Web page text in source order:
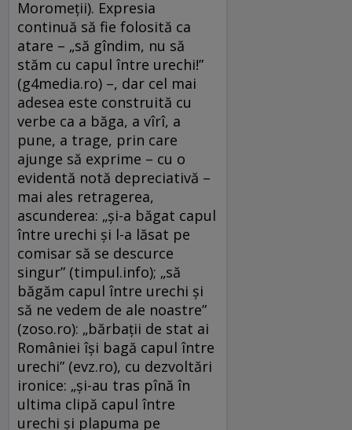
Moromeții). Expresia
continuă să fie folosită ca
atare – „să gîndim, nu să
stăm cu capul între urechi!”
(g4media.ro) –, dar cel mai
adesea este construită cu
verbe ca a băga, a vîrî, a
pune, a trage, prin care
ajunge să exprime – cu o
evidentă notă depreciativă –
mai ales retragerea,
ascunderea: „și-a băgat capul
între urechi și l-a lăsat pe
comisar să se descurce
singur” (timpul.info); „să
băgăm capul între urechi și
să ne vedem de ale noastre”
(zoso.ro): „bărbații de stat ai
României își bagă capul între
urechi” (evz.ro), cu dezvoltări
ironice: „şi-au tras pînă în
ultima clipă capul între
urechi şi plapuma pe